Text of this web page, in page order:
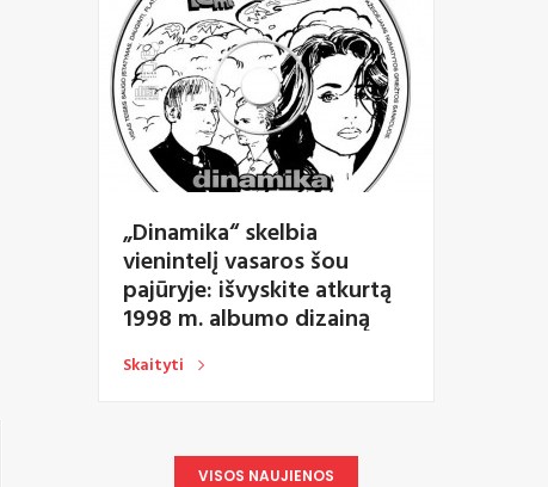
„Dinamika“ skelbia
vienintelį vasaros šou
pajūryje: išvyskite atkurtą
1998 m. albumo dizainą
Skaityti
VISOS NAUJIENOS